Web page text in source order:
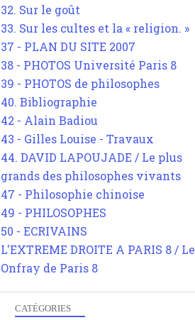
32. Sur le goût
33. Sur les cultes et la « religion. »
37 - PLAN DU SITE 2007
38 - PHOTOS Université Paris 8
39 - PHOTOS de philosophes
40. Bibliographie
42 - Alain Badiou
43 - Gilles Louise - Travaux
44. DAVID LAPOUJADE / Le plus
grands des philosophes vivants
47 - Philosophie chinoise
49 - PHILOSOPHES
50 - ECRIVAINS
L'EXTREME DROITE A PARIS 8 / Le
Onfray de Paris 8
CATÉGORIES